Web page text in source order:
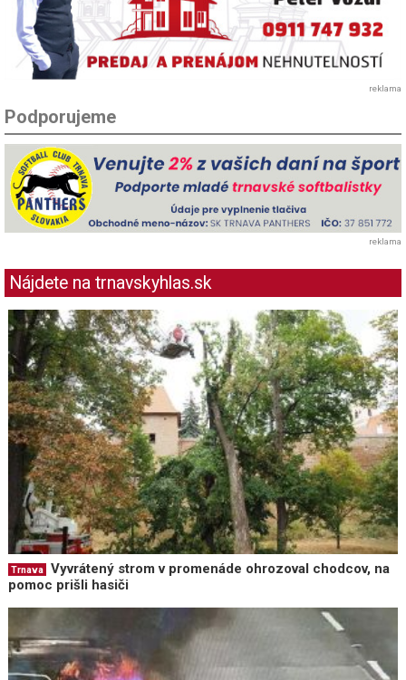
reklama
Podporujeme
reklama
Nájdete na trnavskyhlas.sk
Trnava
Vyvrátený strom v promenáde ohrozoval chodcov, na
pomoc prišli hasiči